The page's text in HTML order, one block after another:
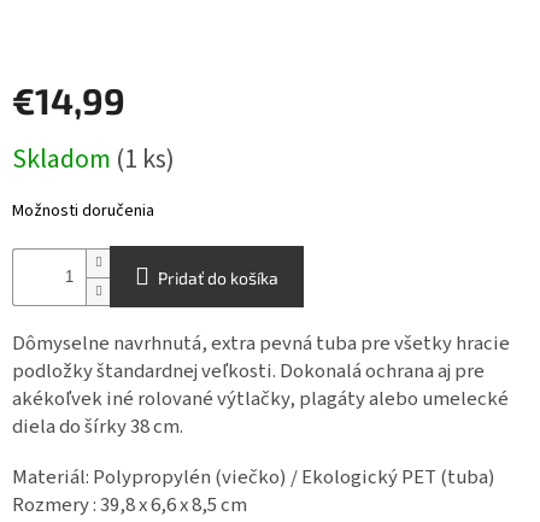
EUR
/
Prihlásenie
€14,99
cena:
Skladom (1 ks)
Možnosti doručenia
Pridať do košíka
Dômyselne navrhnutá, extra pevná tuba pre všetky hracie
podložky štandardnej veľkosti. Dokonalá ochrana aj pre
akékoľvek iné rolované výtlačky, plagáty alebo umelecké
diela do šírky 38 cm.
Materiál: Polypropylén (viečko) / Ekologický PET (tuba)
Rozmery : 39,8 x 6,6 x 8,5 cm